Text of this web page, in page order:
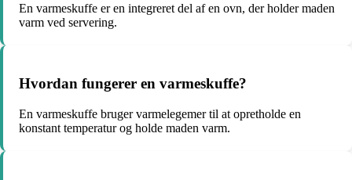
En varmeskuffe er en integreret del af en ovn, der holder maden
varm ved servering.
Hvordan fungerer en varmeskuffe?
En varmeskuffe bruger varmelegemer til at opretholde en
konstant temperatur og holde maden varm.